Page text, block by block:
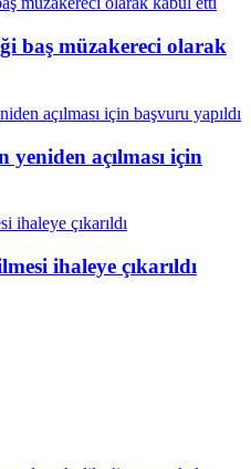
baş müzakereci olarak
yeniden açılması için
ihaleye çıkarıldı